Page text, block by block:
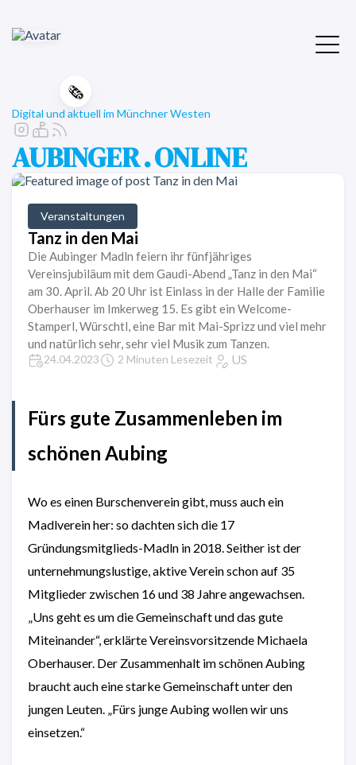
🗞️
Digital und aktuell im Münchner Westen
AUBINGER . ONLINE
Veranstaltungen
Tanz in den Mai
Die Aubinger Madln feiern ihr fünfjähriges
Vereinsjubiläum mit dem Gaudi-Abend „Tanz in den Mai“
am 30. April. Ab 20 Uhr ist Einlass in der Halle der Familie
Oberhauser im Imkerweg 15. Es gibt ein Welcome-
Stamperl, Würschtl, eine Bar mit Mai-Sprizz und viel mehr
und natürlich sehr, sehr viel Musik zum Tanzen.
24.04.2023 2 Minuten Lesezeit US
Fürs gute Zusammenleben im
schönen Aubing
Wo es einen Burschenverein gibt, muss auch ein
Madlverein her: so dachten sich die 17
Gründungsmitglieds-Madln in 2018. Seither ist der
unternehmungslustige, aktive Verein schon auf 35
Mitglieder zwischen 16 und 38 Jahre angewachsen.
„Uns geht es um die Gemeinschaft und das gute
Miteinander“, erklärte Vereinsvorsitzende Michaela
Oberhauser. Der Zusammenhalt im schönen Aubing
braucht auch eine starke Gemeinschaft unter den
jungen Leuten. „Fürs junge Aubing wollen wir uns
einsetzen.“